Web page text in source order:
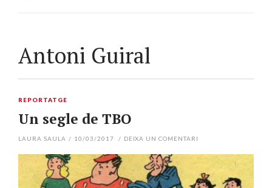
Antoni Guiral
REPORTATGE
Un segle de TBO
LAURA SAULA / 10/03/2017 / DEIXA UN COMENTARI